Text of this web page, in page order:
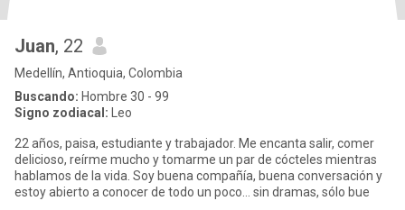
Juan, 22
Medellín, Antioquia, Colombia
Buscando: Hombre 30 - 99
Signo zodiacal: Leo
22 años, paisa, estudiante y trabajador. Me encanta salir, comer
delicioso, reírme mucho y tomarme un par de cócteles mientras
hablamos de la vida. Soy buena compañía, buena conversación y
estoy abierto a conocer de todo un poco… sin dramas, sólo bue